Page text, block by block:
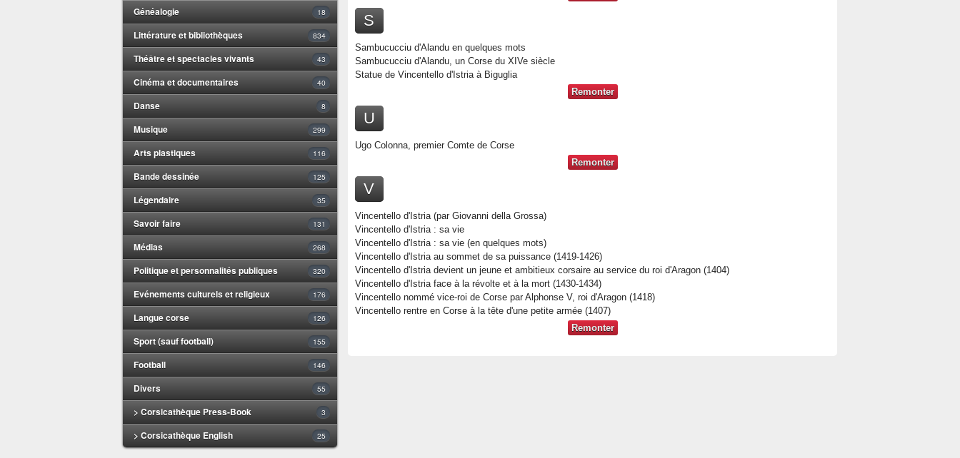
Généalogie 18
Littérature et bibliothèques 834
Théâtre et spectacles vivants 43
Cinéma et documentaires 40
Danse 8
Musique 299
Arts plastiques 116
Bande dessinée 125
Légendaire 35
Savoir faire 131
Médias 268
Politique et personnalités publiques 320
Evénements culturels et religieux 176
Langue corse 126
Sport (sauf football) 155
Football 146
Divers 55
> Corsicathèque Press-Book 3
> Corsicathèque English 25
S
Sambucucciu d'Alandu en quelques mots
Sambucucciu d'Alandu, un Corse du XIVe siècle
Statue de Vincentello d'Istria à Biguglia
Remonter
U
Ugo Colonna, premier Comte de Corse
Remonter
V
Vincentello d'Istria (par Giovanni della Grossa)
Vincentello d'Istria : sa vie
Vincentello d'Istria : sa vie (en quelques mots)
Vincentello d'Istria au sommet de sa puissance (1419-1426)
Vincentello d'Istria devient un jeune et ambitieux corsaire au service du roi d'Aragon (1404)
Vincentello d'Istria face à la révolte et à la mort (1430-1434)
Vincentello nommé vice-roi de Corse par Alphonse V, roi d'Aragon (1418)
Vincentello rentre en Corse à la tête d'une petite armée (1407)
Remonter